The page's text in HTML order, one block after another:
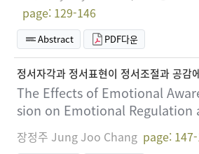
page: 129-146
Abstract PDF다운
정서자각과 정서표현이 정서조절과 공감
The Effects of Emotional
sion on Emotional Regulation
장정주 Jung Joo Chang page: